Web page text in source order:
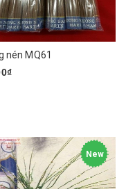
nén MQ61
New